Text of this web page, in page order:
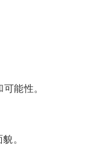
能性。
。